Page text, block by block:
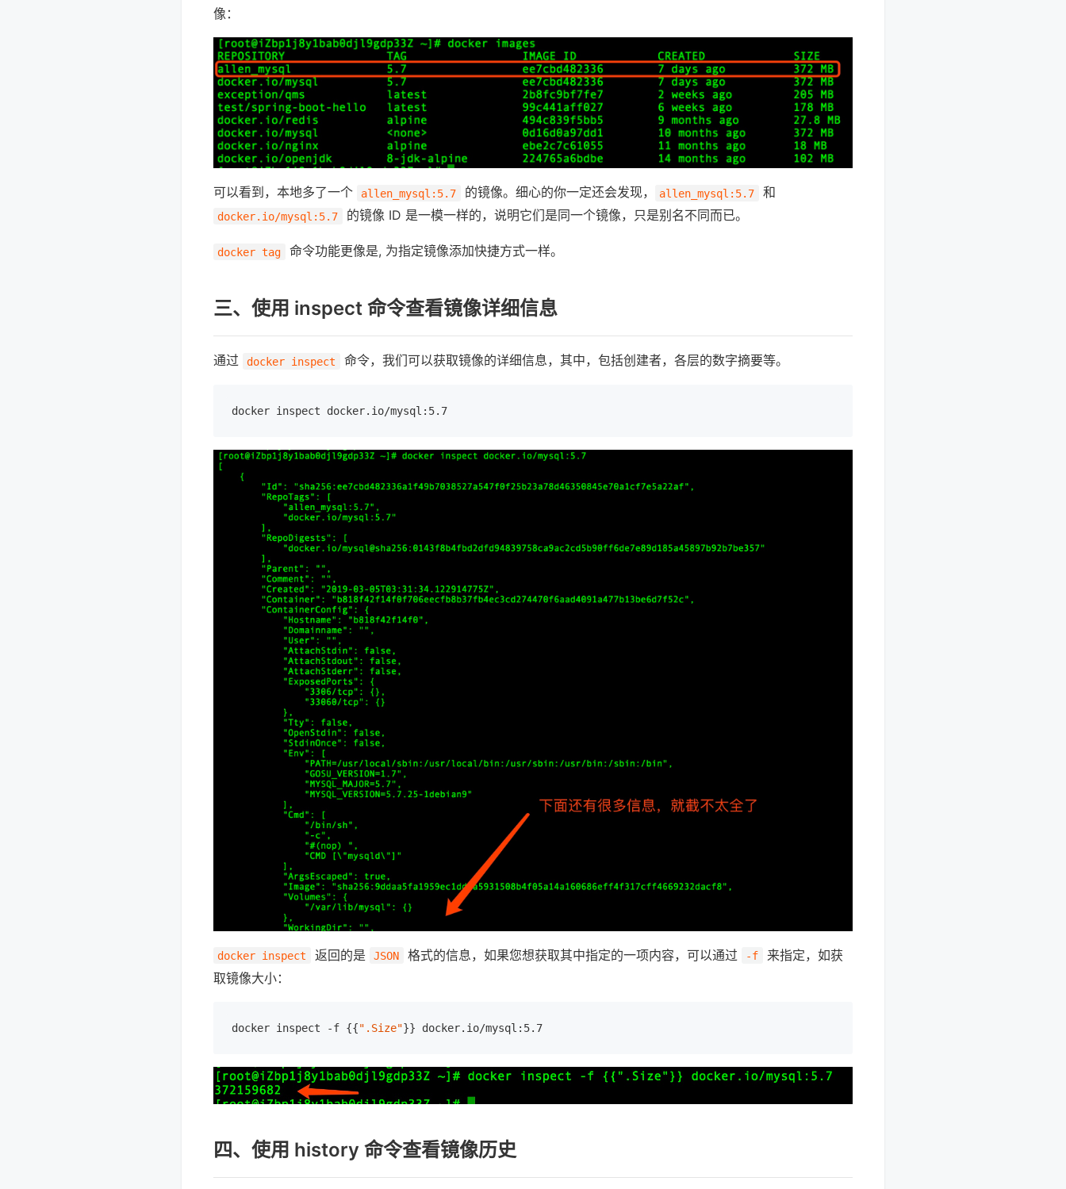
像：
可以看到，本地多了一个 allen_mysql:5.7 的镜像。细心的你一定还会发现， allen_mysql:5.7 和
docker.io/mysql:5.7 的镜像 ID 是一模一样的，说明它们是同一个镜像，只是别名不同而已。
docker tag 命令功能更像是, 为指定镜像添加快捷方式一样。
三、使用 inspect 命令查看镜像详细信息
通过 docker inspect 命令，我们可以获取镜像的详细信息，其中，包括创建者，各层的数字摘要等。
docker inspect 返回的是 JSON 格式的信息，如果您想获取其中指定的一项内容，可以通过 -f
来指定，如获
取镜像大小：
docker inspect -f {{".Size"
四、使用 history 命令查看镜像历史